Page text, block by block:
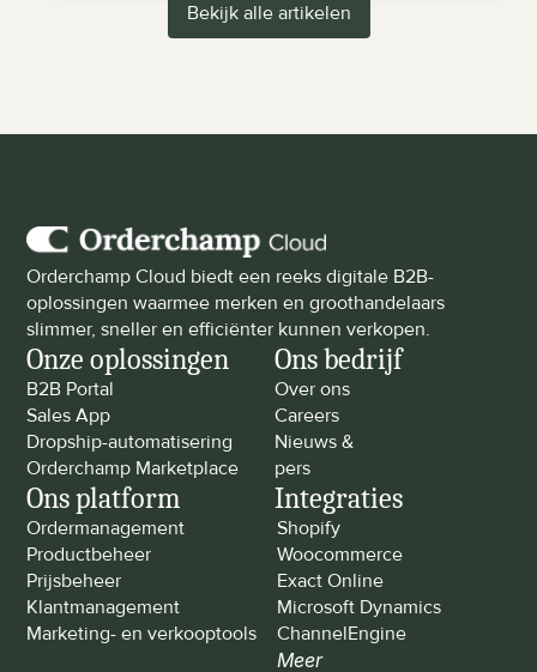
Bekijk alle artikelen
Orderchamp Cloud biedt een reeks digitale B2B-
oplossingen waarmee merken en groothandelaars
slimmer, sneller en efficiënter kunnen verkopen.
Onze oplossingen
B2B Portal
Sales App
Dropship-automatisering
Orderchamp Marketplace
Ons bedrijf
Over ons
Careers
Nieuws &
pers
Ons platform
Ordermanagement
Productbeheer
Prijsbeheer
Klantmanagement
Marketing- en verkooptools
Integraties
Shopify
Woocommerce
Exact Online
Microsoft Dynamics
ChannelEngine
Meer